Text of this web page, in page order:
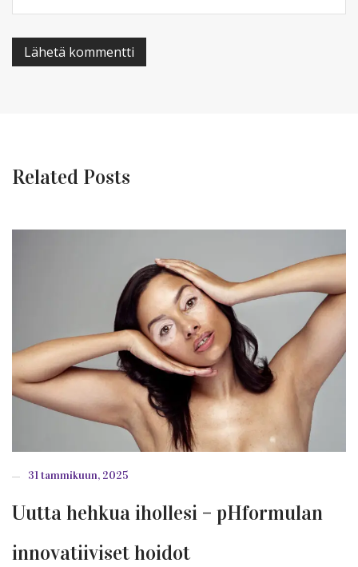
Related Posts
31 tammikuun, 2025
Uutta hehkua ihollesi – pHformulan
innovatiiviset hoidot